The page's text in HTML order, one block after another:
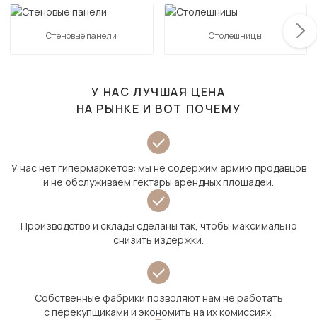
Стеновые панели Столешницы
У НАС ЛУЧШАЯ ЦЕНА
НА РЫНКЕ И ВОТ ПОЧЕМУ
У нас нет гипермаркетов: мы не содержим армию продавцов
и не обслуживаем гектары арендных площадей.
Производство и склады сделаны так, чтобы максимально
снизить издержки.
Собственные фабрики позволяют нам не работать
с перекупщиками и экономить на их комиссиях.